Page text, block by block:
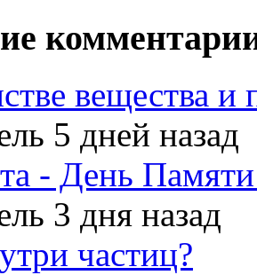
вещества и
5 дней назад
- День
3 дня назад
частиц?